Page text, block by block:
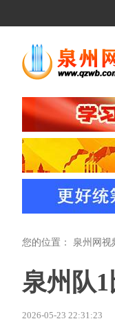
您的位置： 泉州网视
泉州队
2026-05-23 22:31:23